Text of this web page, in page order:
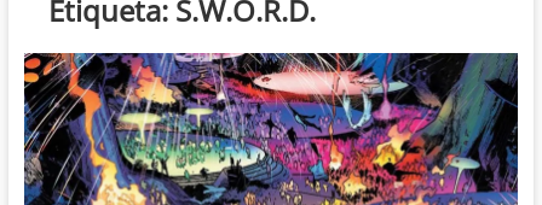
Etiqueta: S.W.O.R.D.